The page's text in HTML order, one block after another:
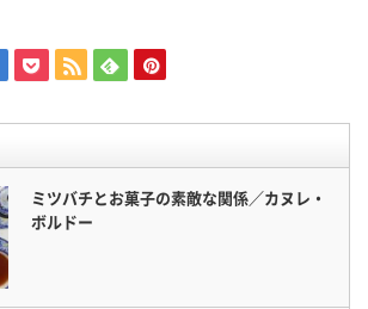
ミツバチとお菓子の素敵な関係／カヌレ・
ボルドー